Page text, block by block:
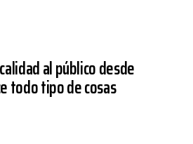
al público desde
todo tipo de cosas